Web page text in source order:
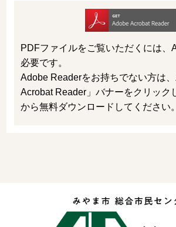
PDFファイルをご覧いただくには、
必要です。
Adobe Readerをお持ちでない方は
Acrobat Reader」バナーをクリック
から無料ダウンロードしてください。